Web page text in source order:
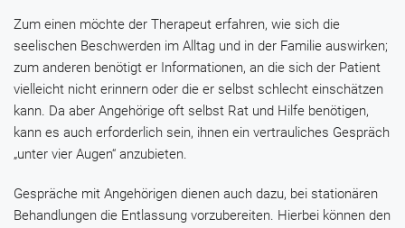
Zum einen möchte der Therapeut erfahren, wie sich die
seelischen Beschwerden im Alltag und in der Familie auswirken;
zum anderen benötigt er Informationen, an die sich der Patient
vielleicht nicht erinnern oder die er selbst schlecht einschätzen
kann. Da aber Angehörige oft selbst Rat und Hilfe benötigen,
kann es auch erforderlich sein, ihnen ein vertrauliches Gespräch
„unter vier Augen“ anzubieten.
Gespräche mit Angehörigen dienen auch dazu, bei stationären
Behandlungen die Entlassung vorzubereiten. Hierbei können den